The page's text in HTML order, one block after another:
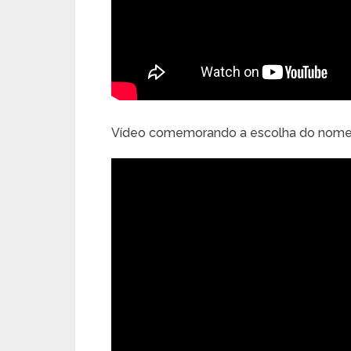
Vídeo comemorando a escolha do